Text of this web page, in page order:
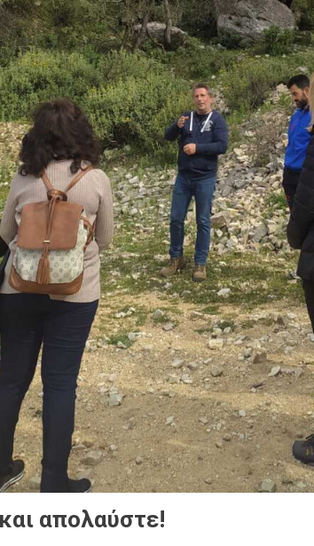
απολαύστε!